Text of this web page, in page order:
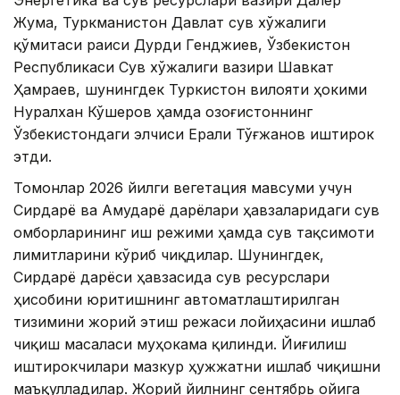
Жума, Туркманистон Давлат сув хўжалиги
қўмитаси раиси Дурди Генджиев, Ўзбекистон
Республикаси Сув хўжалиги вазири Шавкат
Ҳамраев, шунингдек Туркистон вилояти ҳокими
Нуралхан Кўшеров ҳамда Қозоғистоннинг
Ўзбекистондаги элчиси Ерали Тўғжанов иштирок
этди.
Томонлар 2026 йилги вегетация мавсуми учун
Сирдарё ва Амударё дарёлари ҳавзаларидаги сув
омборларининг иш режими ҳамда сув тақсимоти
лимитларини кўриб чиқдилар. Шунингдек,
Сирдарё дарёси ҳавзасида сув ресурслари
ҳисобини юритишнинг автоматлаштирилган
тизимини жорий этиш режаси лойиҳасини ишлаб
чиқиш масаласи муҳокама қилинди. Йиғилиш
иштирокчилари мазкур ҳужжатни ишлаб чиқишни
маъқулладилар. Жорий йилнинг сентябрь ойига